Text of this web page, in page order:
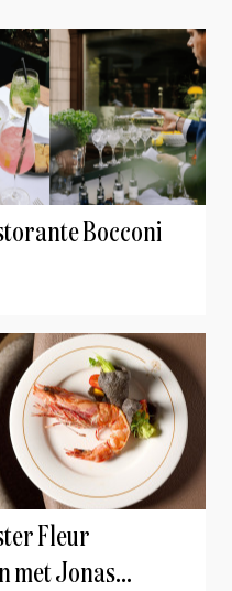
Bocconi
met Jonas